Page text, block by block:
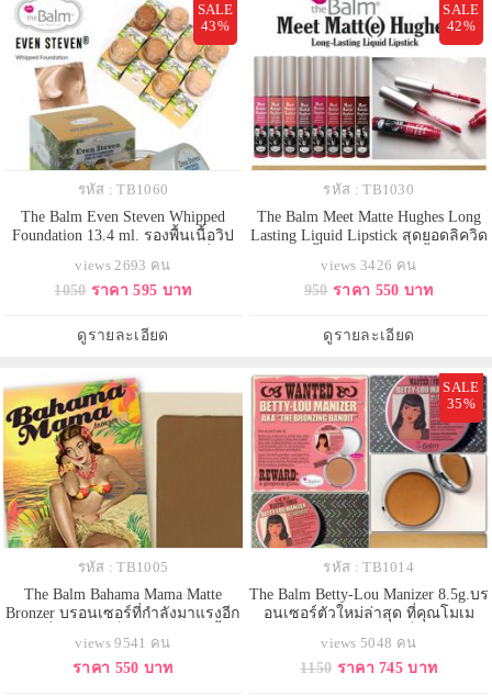
SALE
43%
รหัส : TB1060
The Balm Even Steven Whipped
Foundation 13.4 ml. รองพื้นเนื้อวิป
ทำให้คุณตกหลุมรักในสัมผัสที่นุ่มลื่น
รองพื้นเนื้อมูส ให้สัมผัสนุ่ม บางเบา
ร้อนอย่างบ้านเรา ไม่เหนียวเหนอะ
views 2693 คน
1050 ราคา 595 บาท
ดูรายละเอียด
SALE
42%
รหัส : TB1030
The Balm Meet Matte Hughes Long
Lasting Liquid Lipstick สุดยอดลิควิด
ทนเพื่อความมั่นใจได้ยาวนานตลอด
ทั้งวัน กันน้ำ ติดทนสุดๆ ทาแล้วรู้สึก
ผสมของเมนทอล มาพร้อมกลิ่นวานิล
views 3426 คน
950 ราคา 550 บาท
ดูรายละเอียด
รหัส : TB1005
The Balm Bahama Mama Matte
Bronzer บรอนเซอร์ที่กำลังมาแรงอีก
แมทโปร่งแสง ยอดนิยม สร้างมิติให้
กับใบหน้าดูเรียว และให้จมูกคุณดู
views 9541 คน
ราคา 550 บาท
SALE
35%
รหัส : TB1014
The Balm Betty-Lou Manizer 8.5g.บร
อนเซอร์ตัวใหม่ล่าสุด ที่คุณโมเม
ได้ สำหรับคนที่ชอบแนวสีแทนยอด
นิยมกับการทำเฉดดิ้งให้หน้าเล็ก
views 5048 คน
1150 ราคา 745 บาท